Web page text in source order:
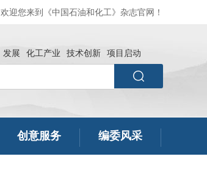
欢迎您来到《中国石油和化工》杂志官网！
发展 化工产业 技术创新 项目启动
创意服务 编委风采